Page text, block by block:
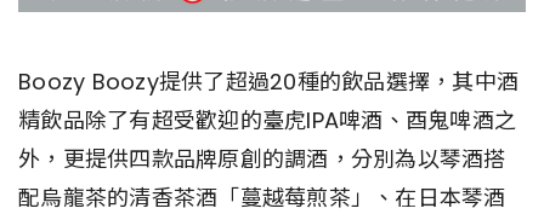
Boozy Boozy提供了超過20種的飲品選擇，其中酒
精飲品除了有超受歡迎的臺虎IPA啤酒、酉鬼啤酒之
外，更提供四款品牌原創的調酒，分別為以琴酒搭
配烏龍茶的清香茶酒「蔓越莓煎茶」、在日本琴酒